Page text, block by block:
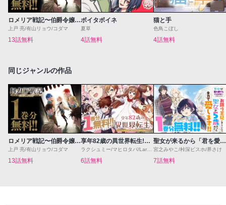
ロメリア戦記〜伯爵令嬢、魔王を倒した後も人類やばそうだから軍隊組織する〜
上戸 亮/有山リョウ/コダマ
13話無料
ボイタボイネ
夏草
4話無料
猫と手
色鳥こぼし
4話無料
同じジャンルの作品
ロメリア戦記〜伯爵令嬢、魔王を倒した後も人類やばそうだから軍隊組織する〜
上戸 亮/有山リョウ/コダマ
13話無料
享年82歳の異世界転生!?〜ハズレ属性でも、スキルだけで無双します〜
6話無料
聖女が来るから「君を愛することはない」と言われたのでお飾り王妃に徹していたら、聖女が5歳だったので全力で愛します!!
宮之みやこ/桛深ビスホ/界さけ
7話無料